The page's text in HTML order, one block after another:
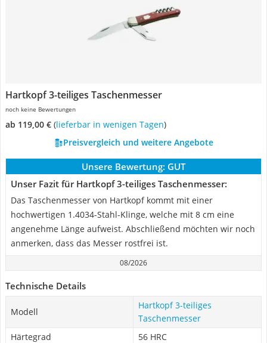
Hartkopf 3-teiliges Taschenmesser
noch keine Bewertungen
ab 119,00 € ( Lieferbar in wenigen Tagen)
Preisvergleich und weitere Angebote
Unsere Bewertung: GUT
Unser Fazit für Hartkopf 3-teiliges Taschenmesser:
Das Taschenmesser von Hartkopf kommt mit einer
hochwertigen 1.4034-Stahl-Klinge, welche mit 8 cm eine
angenehme Länge aufweist. Abschließend möchten wir noch
anmerken, dass das Messer rostfrei ist.
08/2026
Technische Details
Modell
Hartkopf 3-teiliges
Taschenmesser
Härtegrad
56 HRC